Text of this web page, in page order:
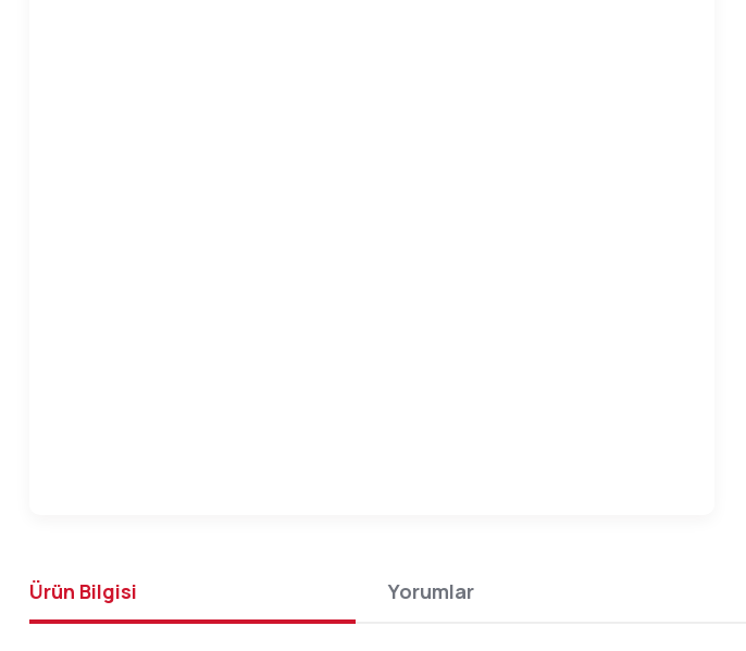
Ürün Bilgisi Yorumlar